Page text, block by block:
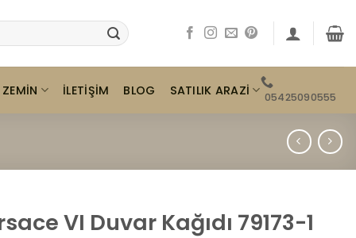
ZEMIN İLETIŞIM BLOG SATILIK ARAZI 05425090555
VI Duvar Kağıdı 79173-1